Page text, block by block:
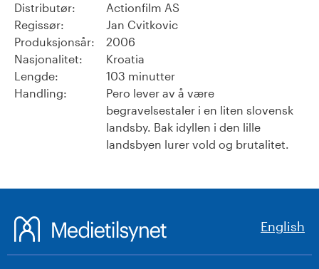
Distributør:
Actionfilm AS
Regissør:
Jan Cvitkovic
Produksjonsår:
2006
Nasjonalitet:
Kroatia
Lengde:
103 minutter
Handling:
Pero lever av å være
begravelsestaler i en liten slovensk
landsby. Bak idyllen i den lille
landsbyen lurer vold og brutalitet.
English